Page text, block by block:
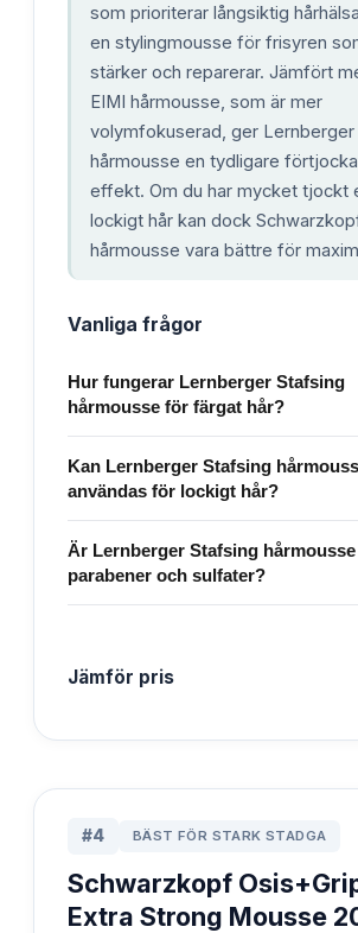
som prioriterar långsiktig
en stylingmousse för frisyren
stärker och reparerar. Jämfört
EIMI hårmousse, som är mer
volymfokuserad, ger Lernberger
hårmousse en tydligare
effekt. Om du har mycket tjockt
lockigt hår kan dock
hårmousse vara bättre för
Vanliga frågor
Hur fungerar Lernberger Stafsing
hårmousse för färgat hår?
Kan Lernberger Stafsing
användas för lockigt hår?
Är Lernberger Stafsing
parabener och sulfater?
Jämför pris
#4 BÄST FÖR STARK STADGA
Schwarzkopf
Extra Strong Mousse